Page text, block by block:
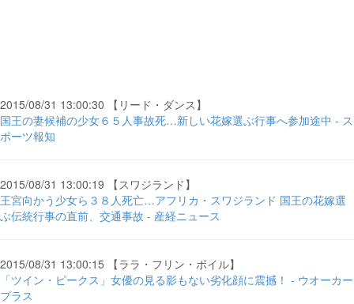
2015/08/31 13:00:30 【リード・ダンス】
国王の妻候補の少女６５人事故死…新しい花嫁選ぶ行事へ参加途中 - ス
ポーツ報知
2015/08/31 13:00:19 【スワジランド】
王宮向かう少女ら３８人死亡…アフリカ・スワジランド 国王の花嫁選
ぶ伝統行事の直前、交通事故 - 産経ニュース
2015/08/31 13:00:15 【ララ・フリン・ボイル】
「ツイン・ピークス」女優の見る影もない劣化顔に震撼！ - ウオーカー
プラス